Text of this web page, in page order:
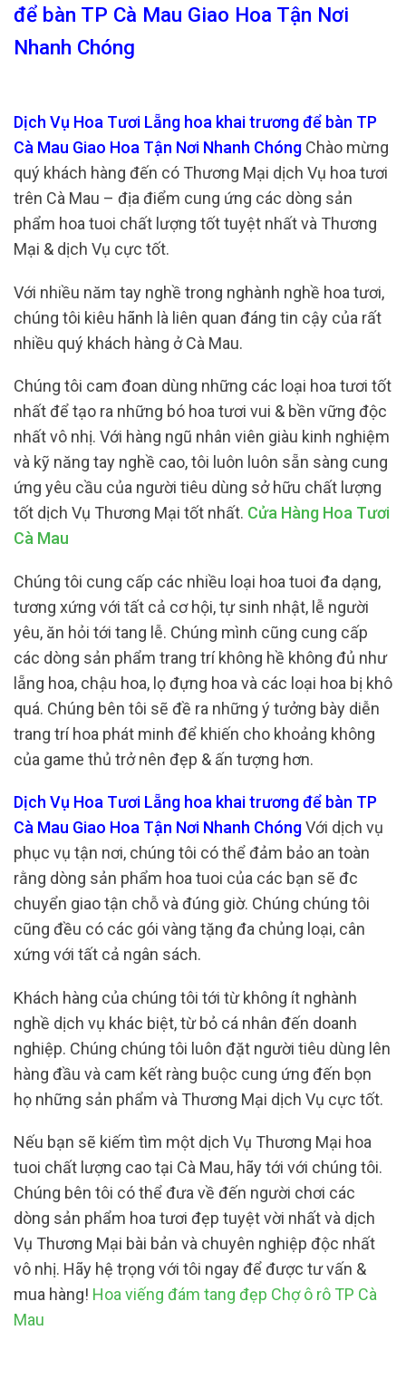
để bàn TP Cà Mau Giao Hoa Tận Nơi
Nhanh Chóng
Dịch Vụ Hoa Tươi Lẵng hoa khai trương để bàn TP
Cà Mau Giao Hoa Tận Nơi Nhanh Chóng Chào mừng
quý khách hàng đến có Thương Mại dịch Vụ hoa tươi
trên Cà Mau – địa điểm cung ứng các dòng sản
phẩm hoa tuoi chất lượng tốt tuyệt nhất và Thương
Mại & dịch Vụ cực tốt.
Với nhiều năm tay nghề trong nghành nghề hoa tươi,
chúng tôi kiêu hãnh là liên quan đáng tin cậy của rất
nhiều quý khách hàng ở Cà Mau.
Chúng tôi cam đoan dùng những các loại hoa tươi tốt
nhất để tạo ra những bó hoa tươi vui & bền vững độc
nhất vô nhị. Với hàng ngũ nhân viên giàu kinh nghiệm
và kỹ năng tay nghề cao, tôi luôn luôn sẵn sàng cung
ứng yêu cầu của người tiêu dùng sở hữu chất lượng
tốt dịch Vụ Thương Mại tốt nhất. Cửa Hàng Hoa Tươi
Cà Mau
Chúng tôi cung cấp các nhiều loại hoa tuoi đa dạng,
tương xứng với tất cả cơ hội, tự sinh nhật, lễ người
yêu, ăn hỏi tới tang lễ. Chúng mình cũng cung cấp
các dòng sản phẩm trang trí không hề không đủ như
lẵng hoa, chậu hoa, lọ đựng hoa và các loại hoa bị khô
quá. Chúng bên tôi sẽ đề ra những ý tưởng bày diễn
trang trí hoa phát minh để khiến cho khoảng không
của game thủ trở nên đẹp & ấn tượng hơn.
Dịch Vụ Hoa Tươi Lẵng hoa khai trương để bàn TP
Cà Mau Giao Hoa Tận Nơi Nhanh ChóngVới dịch vụ
phục vụ tận nơi, chúng tôi có thể đảm bảo an toàn
rằng dòng sản phẩm hoa tuoi của các bạn sẽ đc
chuyển giao tận chỗ và đúng giờ. Chúng chúng tôi
cũng đều có các gói vàng tặng đa chủng loại, cân
xứng với tất cả ngân sách.
Khách hàng của chúng tôi tới từ không ít nghành
nghề dịch vụ khác biệt, từ bỏ cá nhân đến doanh
nghiệp. Chúng chúng tôi luôn đặt người tiêu dùng lên
hàng đầu và cam kết ràng buộc cung ứng đến bọn
họ những sản phẩm và Thương Mại dịch Vụ cực tốt.
Nếu bạn sẽ kiếm tìm một dịch Vụ Thương Mại hoa
tuoi chất lượng cao tại Cà Mau, hãy tới với chúng tôi.
Chúng bên tôi có thể đưa về đến người chơi các
dòng sản phẩm hoa tươi đẹp tuyệt vời nhất và dịch
Vụ Thương Mại bài bản và chuyên nghiệp độc nhất
vô nhị. Hãy hệ trọng với tôi ngay để được tư vấn &
mua hàng! Hoa viếng đám tang đẹp Chợ ô rô TP Cà
Mau